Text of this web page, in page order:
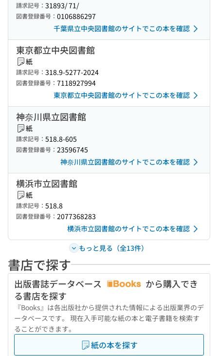
請求記号： 31893/ 71/
図書登録番号： 0106886297
千葉県立中央図書館のサイトでこの本を確認
東京都立中央図書館
紙
請求記号： 318.9-5277-2024
図書登録番号： 7118927994
東京都立中央図書館のサイトでこの本を確認
神奈川県立図書館
紙
請求記号： 518.8-605
図書登録番号： 23596745
神奈川県立図書館のサイトでこの本を確認
横浜市立図書館
紙
請求記号： 518.8
図書登録番号： 2077368283
横浜市立図書館のサイトでこの本を確認
もっと見る（全13件）
書店で探す
出版書誌データベース
から購入でき
る書店を探す
『Books』は各出版社から提供された情報による出版業界のデ
ータベースです。 現在入手可能な紙の本と電子書籍を検索す
ることができます。
紙の本を探す